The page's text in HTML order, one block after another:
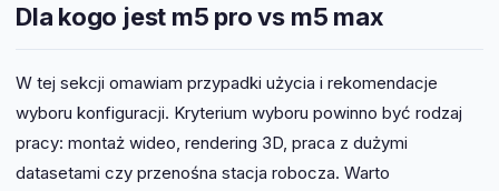
Dla kogo jest m5 pro vs m5 max
W tej sekcji omawiam przypadki użycia i rekomendacje
wyboru konfiguracji. Kryterium wyboru powinno być rodzaj
pracy: montaż wideo, rendering 3D, praca z dużymi
datasetami czy przenośna stacja robocza. Warto